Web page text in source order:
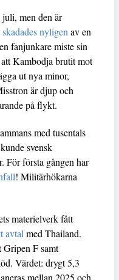
men den är
skadades nyligen av en
fanjunkare miste sin
Kambodja brutit mot
ut nya minor,
är djup och
på flykt.
med tusentals
svensk
För första gången har
! Militärhökarna
materielverk fått
avtal med Thailand.
F samt
Värdet: drygt 5,3
mellan 2025 och